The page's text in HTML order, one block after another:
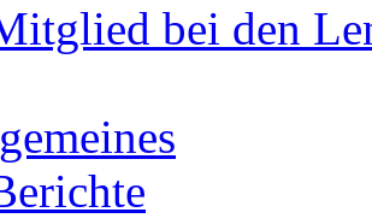
bei den